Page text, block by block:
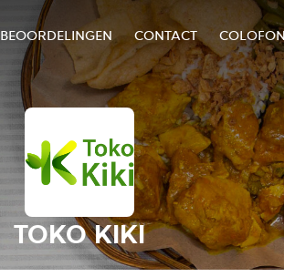
BEOORDELINGEN CONTACT
TOKO KIKI